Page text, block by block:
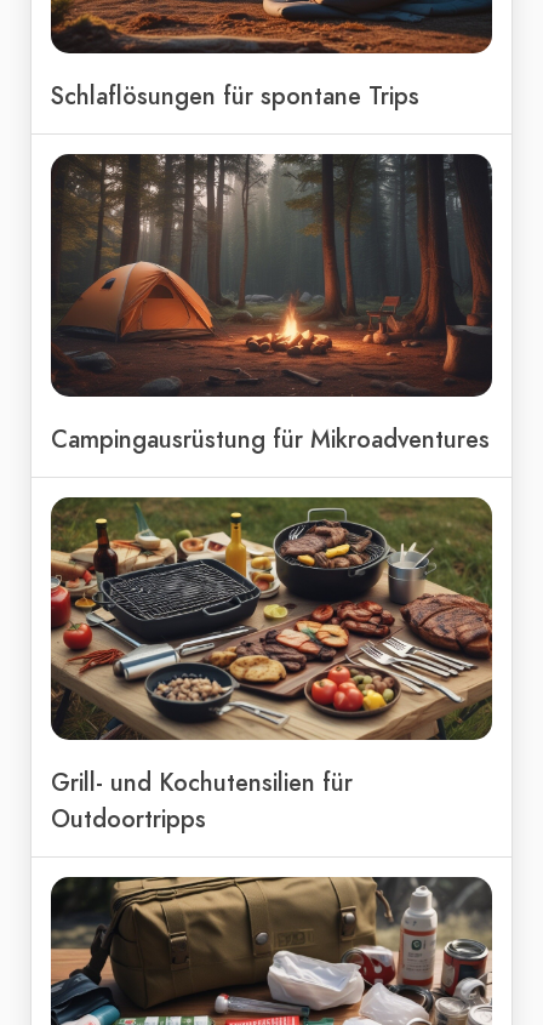
Schlaflösungen für spontane Trips
Campingausrüstung für Mikroadventures
Grill- und Kochutensilien für
Outdoortripps